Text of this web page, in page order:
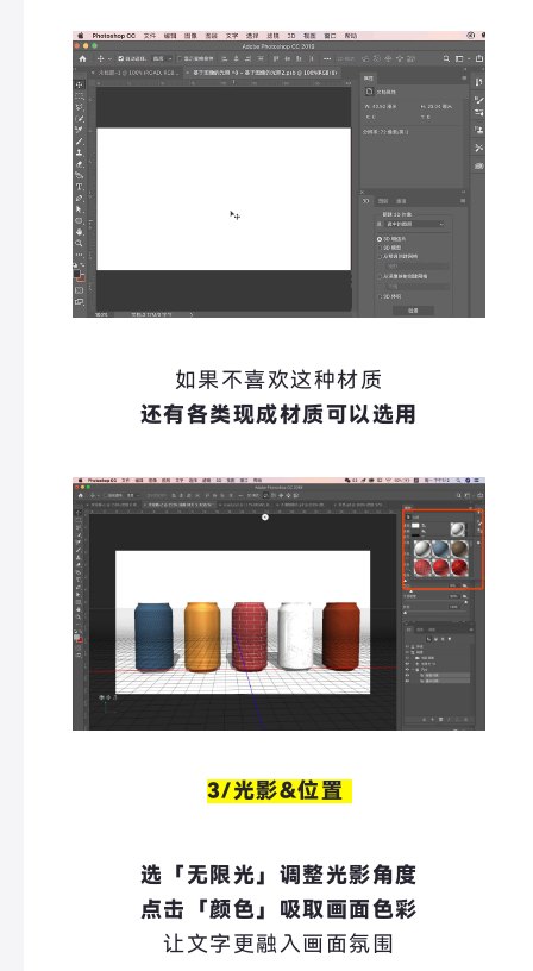
如果不喜欢这种材质
还有各类现成材质可以选用
3/光影&位置
选「无限光」调整光影角度
点击「颜色」吸取画面色彩
让文字更融入画面氛围